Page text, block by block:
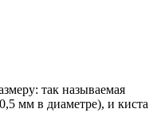
так называемая
мм в диаметре), и киста